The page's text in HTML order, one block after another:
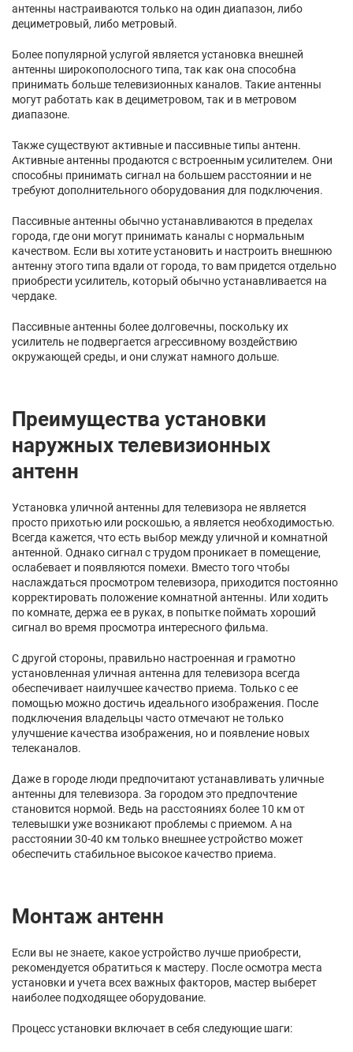
антенны настраиваются только на один диапазон, либо
дециметровый, либо метровый.
Более популярной услугой является установка внешней
антенны широкополосного типа, так как она способна
принимать больше телевизионных каналов. Такие антенны
могут работать как в дециметровом, так и в метровом
диапазоне.
Также существуют активные и пассивные типы антенн.
Активные антенны продаются с встроенным усилителем. Они
способны принимать сигнал на большем расстоянии и не
требуют дополнительного оборудования для подключения.
Пассивные антенны обычно устанавливаются в пределах
города, где они могут принимать каналы с нормальным
качеством. Если вы хотите установить и настроить внешнюю
антенну этого типа вдали от города, то вам придется отдельно
приобрести усилитель, который обычно устанавливается на
чердаке.
Пассивные антенны более долговечны, поскольку их
усилитель не подвергается агрессивному воздействию
окружающей среды, и они служат намного дольше.
Преимущества установки
наружных телевизионных
антенн
Установка уличной антенны для телевизора не является
просто прихотью или роскошью, а является необходимостью.
Всегда кажется, что есть выбор между уличной и комнатной
антенной. Однако сигнал с трудом проникает в помещение,
ослабевает и появляются помехи. Вместо того чтобы
наслаждаться просмотром телевизора, приходится постоянно
корректировать положение комнатной антенны. Или ходить
по комнате, держа ее в руках, в попытке поймать хороший
сигнал во время просмотра интересного фильма.
С другой стороны, правильно настроенная и грамотно
установленная уличная антенна для телевизора всегда
обеспечивает наилучшее качество приема. Только с ее
помощью можно достичь идеального изображения. После
подключения владельцы часто отмечают не только
улучшение качества изображения, но и появление новых
телеканалов.
Даже в городе люди предпочитают устанавливать уличные
антенны для телевизора. За городом это предпочтение
становится нормой. Ведь на расстояниях более 10 км от
телевышки уже возникают проблемы с приемом. А на
расстоянии 30-40 км только внешнее устройство может
обеспечить стабильное высокое качество приема.
Монтаж антенн
Если вы не знаете, какое устройство лучше приобрести,
рекомендуется обратиться к мастеру. После осмотра места
установки и учета всех важных факторов, мастер выберет
наиболее подходящее оборудование.
Процесс установки включает в себя следующие шаги: